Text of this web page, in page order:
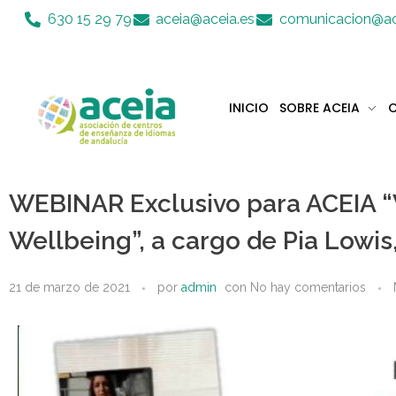
Nota:
Presione
F11
ajustar
sitio
630 15 29 79 aceia@aceia.es
INICIO SOBRE ACEIA
WEBINAR Exclusivo para ACEIA
Wellbeing”, a cargo de Pia
21 de marzo de 2021 por admin con No hay comentarios